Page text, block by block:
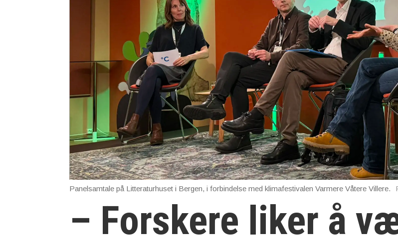
Panelsamtale på Litteraturhuset i Bergen, i forbindelse med klimafestivalen Varmere Våtere Villere.
– Forskere liker å